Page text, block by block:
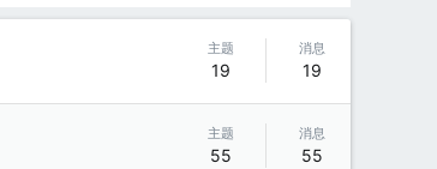
主题
19
消息
19
主题
55
消息
55